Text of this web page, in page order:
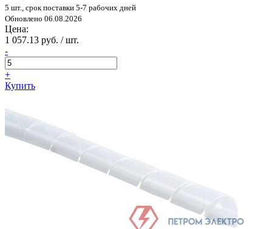
5 шт., срок поставки 5-7 рабочих дней
Обновлено 06.08.2026
Цена:
1 057.13 руб. / шт.
-
+
Купить